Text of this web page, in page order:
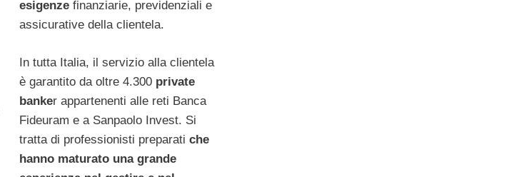
esigenze finanziarie, previdenziali e
assicurative della clientela.
In tutta Italia, il servizio alla clientela
è garantito da oltre 4.300 private
banker appartenenti alle reti Banca
Fideuram e a Sanpaolo Invest. Si
tratta di professionisti preparati che
hanno maturato una grande